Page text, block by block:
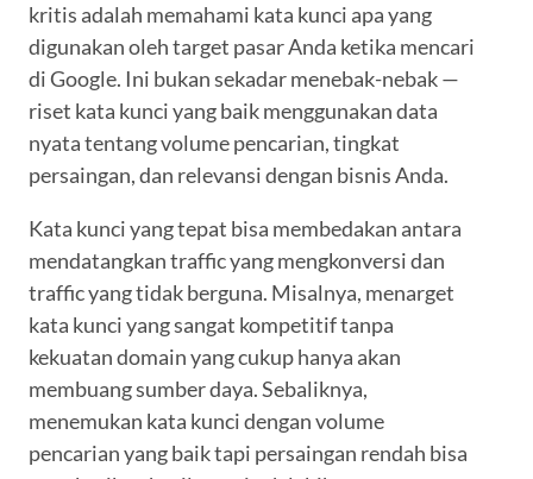
kritis adalah memahami kata kunci apa yang
digunakan oleh target pasar Anda ketika mencari
di Google. Ini bukan sekadar menebak-nebak —
riset kata kunci yang baik menggunakan data
nyata tentang volume pencarian, tingkat
persaingan, dan relevansi dengan bisnis Anda.
Kata kunci yang tepat bisa membedakan antara
mendatangkan traffic yang mengkonversi dan
traffic yang tidak berguna. Misalnya, menarget
kata kunci yang sangat kompetitif tanpa
kekuatan domain yang cukup hanya akan
membuang sumber daya. Sebaliknya,
menemukan kata kunci dengan volume
pencarian yang baik tapi persaingan rendah bisa